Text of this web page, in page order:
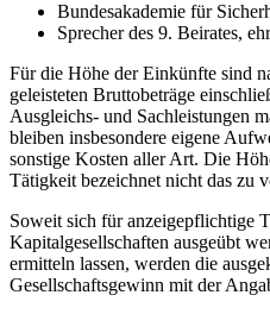
Bundesakademie für
Sprecher des 9. Beirates,
Für die Höhe der Einkünfte sind
geleisteten Bruttobeträge
Ausgleichs- und Sachleistungen
bleiben insbesondere eigene
sonstige Kosten aller Art. Die
Tätigkeit bezeichnet nicht das zu
Soweit sich für anzeigepflichtige
Kapitalgesellschaften ausgeübt
ermitteln lassen, werden die
Gesellschaftsgewinn mit der